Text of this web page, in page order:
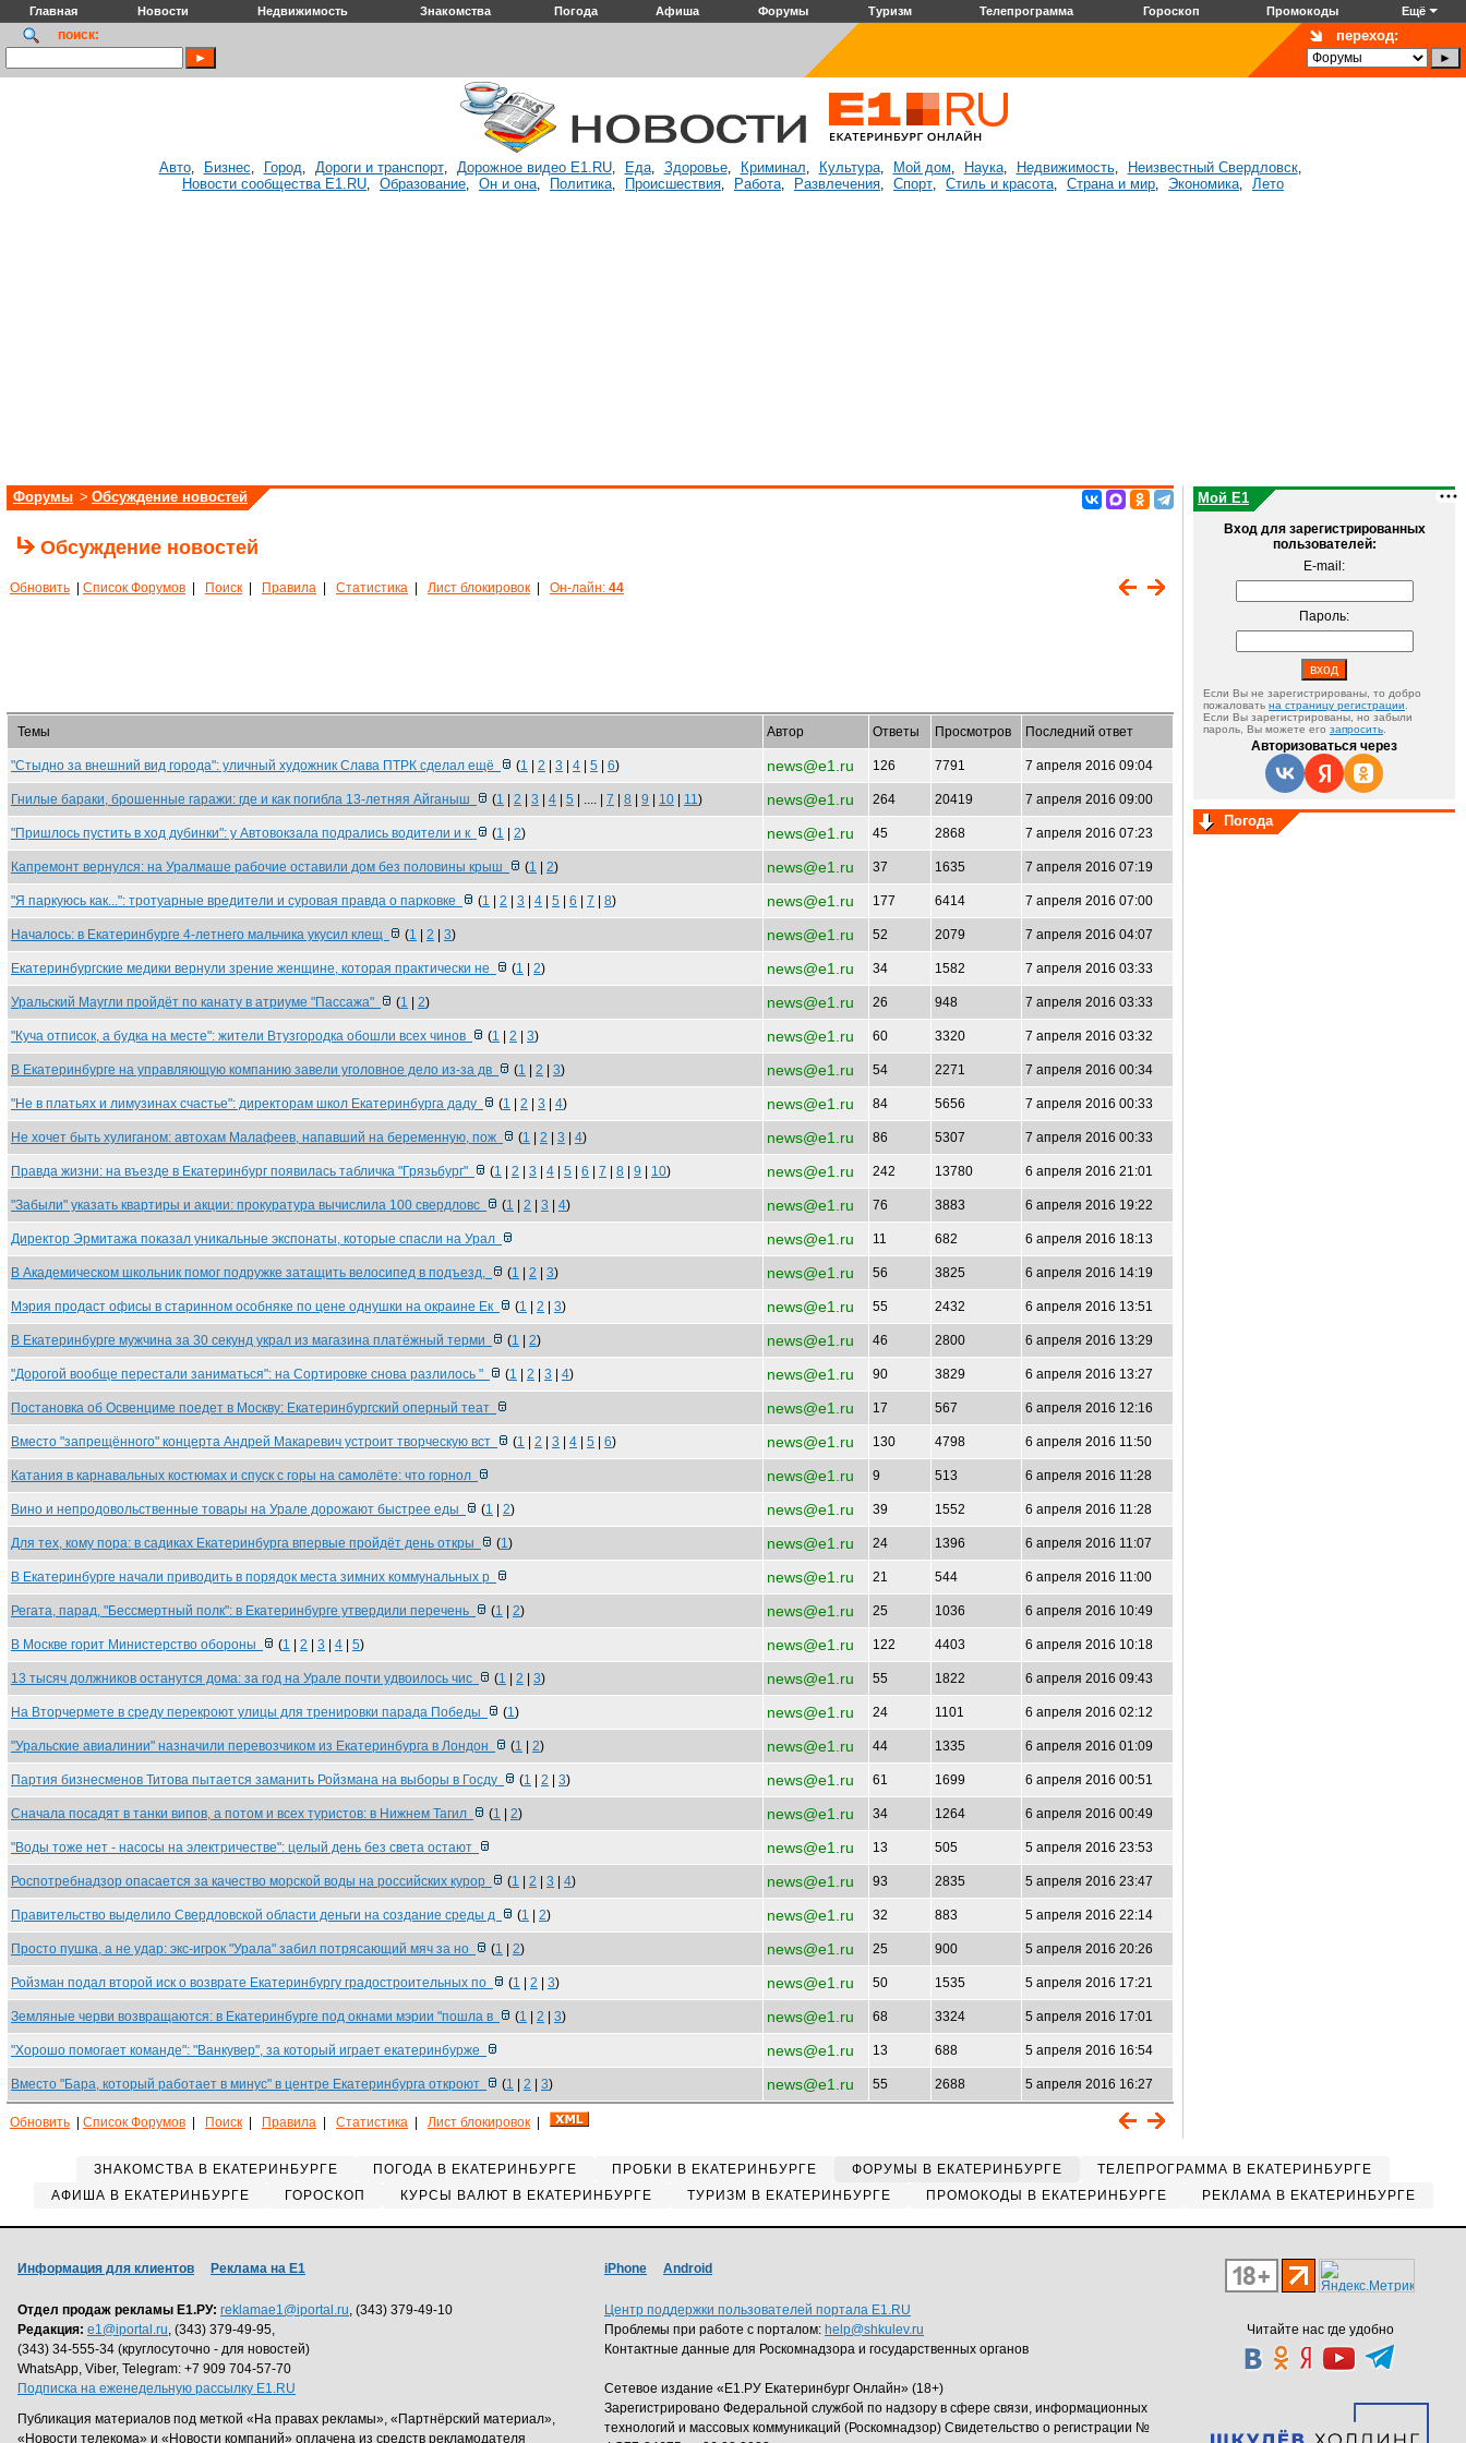
Главная Новости Недвижимость Знакомства Погода Афиша Форумы Туризм Телепрограмма Гороскоп Промокоды Ещё
поиск: переход:
Авто, Бизнес, Город, Дороги и транспорт, Дорожное видео E1.RU, Еда, Здоровье, Криминал, Культура, Мой дом, Наука, Недвижимость, Неизвестный Свердловск,
Новости сообщества E1.RU, Образование, Он и она, Политика, Происшествия, Работа, Развлечения, Спорт, Стиль и красота, Страна и мир, Экономика, Лето
Форумы > Обсуждение новостей
Обсуждение новостей
Обновить Список Форумов Поиск Правила Статистика Лист блокировок Он-лайн: 44
Темы Автор Ответы Просмотров Последний ответ
"Стыдно за внешний вид города": уличный художник Слава ПТРК сделал ещё (1 2 3 4 5 6) news@e1.ru 126 7791 7 апреля 2016 09:04
Гнилые бараки, брошенные гаражи: где и как погибла 13-летняя Айганыш (1 2 3 4 5 | .... | 7 8 9 10 11) news@e1.ru 264 20419 7 апреля 2016 09:00
"Пришлось пустить в ход дубинки": у Автовокзала подрались водители и к (1 2) news@e1.ru 45 2868 7 апреля 2016 07:23
Капремонт вернулся: на Уралмаше рабочие оставили дом без половины крыш (1 2) news@e1.ru 37 1635 7 апреля 2016 07:19
"Я паркуюсь как...": тротуарные вредители и суровая правда о парковке (1 2 3 4 5 6 7 8) news@e1.ru 177 6414 7 апреля 2016 07:00
Началось: в Екатеринбурге 4-летнего мальчика укусил клещ (1 2 3) news@e1.ru 52 2079 7 апреля 2016 04:07
Екатеринбургские медики вернули зрение женщине, которая практически не (1 2) news@e1.ru 34 1582 7 апреля 2016 03:33
Уральский Маугли пройдёт по канату в атриуме "Пассажа" (1 2) news@e1.ru 26 948 7 апреля 2016 03:33
"Куча отписок, а будка на месте": жители Втузгородка обошли всех чинов (1 2 3) news@e1.ru 60 3320 7 апреля 2016 03:32
В Екатеринбурге на управляющую компанию завели уголовное дело из-за дв (1 2 3) news@e1.ru 54 2271 7 апреля 2016 00:34
"Не в платьях и лимузинах счастье": директорам школ Екатеринбурга даду (1 2 3 4) news@e1.ru 84 5656 7 апреля 2016 00:33
Не хочет быть хулиганом: автохам Малафеев, напавший на беременную, пож (1 2 3 4) news@e1.ru 86 5307 7 апреля 2016 00:33
Правда жизни: на въезде в Екатеринбург появилась табличка "Грязьбург" (1 2 3 4 5 6 7 8 9 10) news@e1.ru 242 13780 6 апреля 2016 21:01
"Забыли" указать квартиры и акции: прокуратура вычислила 100 свердловс (1 2 3 4) news@e1.ru 76 3883 6 апреля 2016 19:22
Директор Эрмитажа показал уникальные экспонаты, которые спасли на Урал news@e1.ru 11 682 6 апреля 2016 18:13
В Академическом школьник помог подружке затащить велосипед в подъезд, (1 2 3) news@e1.ru 56 3825 6 апреля 2016 14:19
Мэрия продаст офисы в старинном особняке по цене однушки на окраине Ек (1 2 3) news@e1.ru 55 2432 6 апреля 2016 13:51
В Екатеринбурге мужчина за 30 секунд украл из магазина платёжный терми (1 2) news@e1.ru 46 2800 6 апреля 2016 13:29
"Дорогой вообще перестали заниматься": на Сортировке снова разлилось " (1 2 3 4) news@e1.ru 90 3829 6 апреля 2016 13:27
Постановка об Освенциме поедет в Москву: Екатеринбургский оперный теат news@e1.ru 17 567 6 апреля 2016 12:16
Вместо "запрещённого" концерта Андрей Макаревич устроит творческую вст (1 2 3 4 5 6) news@e1.ru 130 4798 6 апреля 2016 11:50
Катания в карнавальных костюмах и спуск с горы на самолёте: что горнол news@e1.ru 9 513 6 апреля 2016 11:28
Вино и непродовольственные товары на Урале дорожают быстрее еды (1 2) news@e1.ru 39 1552 6 апреля 2016 11:28
Для тех, кому пора: в садиках Екатеринбурга впервые пройдёт день откры (1) news@e1.ru 24 1396 6 апреля 2016 11:07
В Екатеринбурге начали приводить в порядок места зимних коммунальных р news@e1.ru 21 544 6 апреля 2016 11:00
Регата, парад, "Бессмертный полк": в Екатеринбурге утвердили перечень (1 2) news@e1.ru 25 1036 6 апреля 2016 10:49
В Москве горит Министерство обороны (1 2 3 4 5) news@e1.ru 122 4403 6 апреля 2016 10:18
13 тысяч должников останутся дома: за год на Урале почти удвоилось чис (1 2 3) news@e1.ru 55 1822 6 апреля 2016 09:43
На Вторчермете в среду перекроют улицы для тренировки парада Победы (1) news@e1.ru 24 1101 6 апреля 2016 02:12
"Уральские авиалинии" назначили перевозчиком из Екатеринбурга в Лондон (1 2) news@e1.ru 44 1335 6 апреля 2016 01:09
Партия бизнесменов Титова пытается заманить Ройзмана на выборы в Госду (1 2 3) news@e1.ru 61 1699 6 апреля 2016 00:51
Сначала посадят в танки випов, а потом и всех туристов: в Нижнем Тагил (1 2) news@e1.ru 34 1264 6 апреля 2016 00:49
"Воды тоже нет - насосы на электричестве": целый день без света остают news@e1.ru 13 505 5 апреля 2016 23:53
Роспотребнадзор опасается за качество морской воды на российских курор (1 2 3 4) news@e1.ru 93 2835 5 апреля 2016 23:47
Правительство выделило Свердловской области деньги на создание среды д (1 2) news@e1.ru 32 883 5 апреля 2016 22:14
Просто пушка, а не удар: экс-игрок "Урала" забил потрясающий мяч за но (1 2) news@e1.ru 25 900 5 апреля 2016 20:26
Ройзман подал второй иск о возврате Екатеринбургу градостроительных по (1 2 3) news@e1.ru 50 1535 5 апреля 2016 17:21
Земляные черви возвращаются: в Екатеринбурге под окнами мэрии "пошла в (1 2 3) news@e1.ru 68 3324 5 апреля 2016 17:01
"Хорошо помогает команде": "Ванкувер", за который играет екатеринбурже news@e1.ru 13 688 5 апреля 2016 16:54
Вместо "Бара, который работает в минус" в центре Екатеринбурга откроют (1 2 3) news@e1.ru 55 2688 5 апреля 2016 16:27
Обновить Список Форумов Поиск Правила Статистика Лист блокировок
Мой E1
Вход для зарегистрированных
пользователей:
E-mail:
Пароль:
Если Вы не зарегистрированы, то добро
пожаловать на страницу регистрации
Если Вы зарегистрированы, но забыли
пароль, Вы можете его запросить
Авторизоваться через
Погода
ЗНАКОМСТВА В ЕКАТЕРИНБУРГЕ ПОГОДА В ЕКАТЕРИНБУРГЕ ПРОБКИ В ЕКАТЕРИНБУРГЕ ФОРУМЫ В ЕКАТЕРИНБУРГЕ
ТЕЛЕПРОГРАММА В ЕКАТЕРИНБУРГЕ
АФИША В ЕКАТЕРИНБУРГЕ
ГОРОСКОП КУРСЫ ВАЛЮТ В ЕКАТЕРИНБУРГЕ ТУРИЗМ В ЕКАТЕРИНБУРГЕ ПРОМОКОДЫ В ЕКАТЕРИНБУРГЕ РЕКЛАМА В ЕКАТЕРИНБУРГЕ
Читайте нас где удобно
Информация для клиентов Реклама на Е1
Отдел продаж рекламы Е1.РУ: reklamae1@iportal.ru, (343) 379-49-10
Редакция: e1@iportal.ru, (343) 379-49-95,
(343) 34-555-34 (круглосуточно - для новостей)
WhatsApp, Viber, Telegram: +7 909 704-57-70
Подписка на еженедельную рассылку E1.RU
Публикация материалов под меткой «На правах рекламы», «Партнёрский материал»,
«Новости телекома» и «Новости компаний» оплачена из средств рекламодателя
iPhone Android
Центр поддержки пользователей портала E1.RU
Проблемы при работе с порталом: help@shkulev.ru
Контактные данные для Роскомнадзора и государственных органов
Сетевое издание «Е1.РУ Екатеринбург Онлайн» (18+)
Зарегистрировано Федеральной службой по надзору в сфере связи, информационных
технологий и массовых коммуникаций (Роскомнадзор) Свидетельство о регистрации №